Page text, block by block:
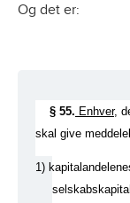
Og det er:
§ 55. Enhver,
skal give
1)